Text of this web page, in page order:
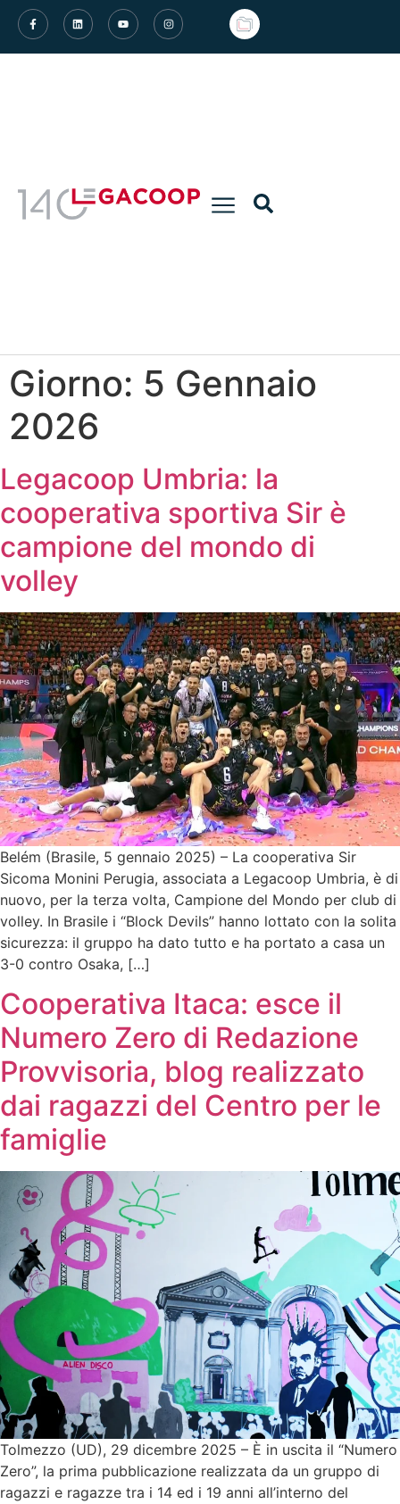
Giorno: 5 Gennaio
2026
Legacoop Umbria: la
cooperativa sportiva Sir è
campione del mondo di
volley
Belém (Brasile, 5 gennaio 2025) – La cooperativa Sir
Sicoma Monini Perugia, associata a Legacoop Umbria, è di
nuovo, per la terza volta, Campione del Mondo per club di
volley. In Brasile i “Block Devils” hanno lottato con la solita
sicurezza: il gruppo ha dato tutto e ha portato a casa un
3-0 contro Osaka, […]
Cooperativa Itaca: esce il
Numero Zero di Redazione
Provvisoria, blog realizzato
dai ragazzi del Centro per le
famiglie
Tolmezzo (UD), 29 dicembre 2025 – È in uscita il “Numero
Zero”, la prima pubblicazione realizzata da un gruppo di
ragazzi e ragazze tra i 14 ed i 19 anni all’interno del